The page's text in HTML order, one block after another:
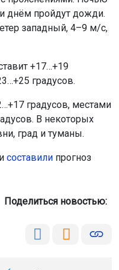
днём пройдут дожди.
западный, 4–9 м/с,
+17…+19
градусов.
градусов, местами
В некоторых
град и туманы.
составили прогноз
Поделиться новостью: